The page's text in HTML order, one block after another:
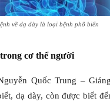
về dạ dày là loại bệnh phổ biến
cơ thể người
Quốc Trung –
dạ dày, còn được biết